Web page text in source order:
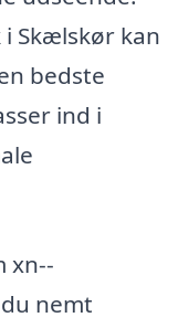
Skælskør kan
bedste
ind i
xn--
nemt